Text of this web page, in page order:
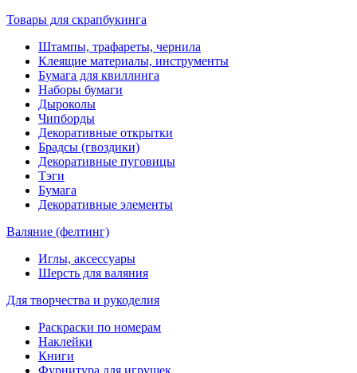
Товары для скрапбукинга
Штампы, трафареты, чернила
Клеящие материалы, инструменты
Бумага для квиллинга
Наборы бумаги
Дыроколы
Чипборды
Декоративные открытки
Брадсы (гвоздики)
Декоративные пуговицы
Тэги
Бумага
Декоративные элементы
Валяние (фелтинг)
Иглы, аксессуары
Шерсть для валяния
Для творчества и рукоделия
Раскраски по номерам
Наклейки
Книги
Фурнитура для игрушек